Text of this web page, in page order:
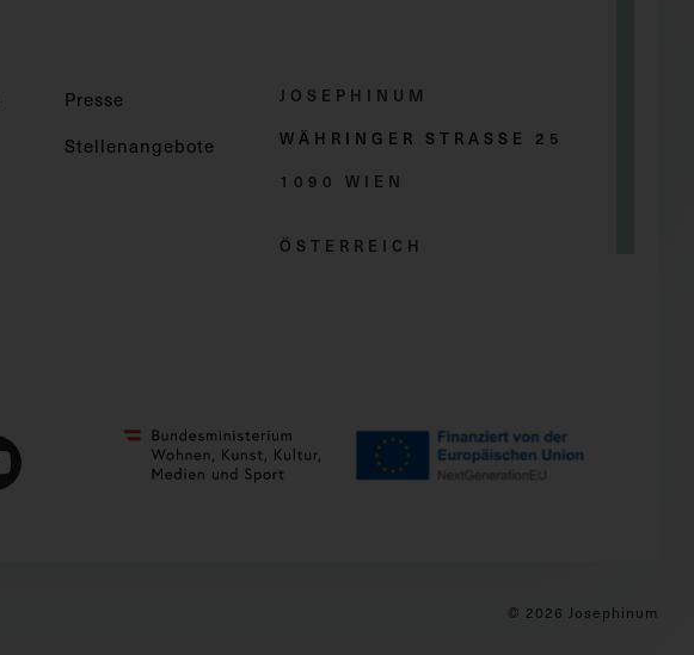
Presse
Stellenangebote
JOSEPHINUM
WÄHRINGER STRASSE 2 5
1090 WIEN
ÖSTERREICH
© 2026 Josephinum